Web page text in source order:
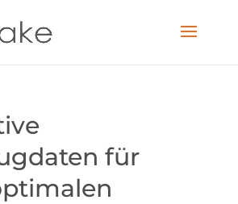
für